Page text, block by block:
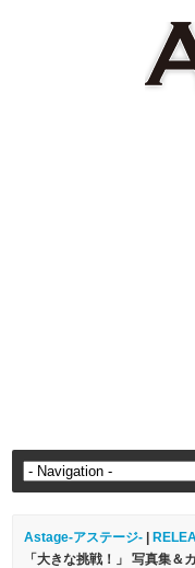
Astage-アステージ-
「大きな挑戦！」 写真集＆